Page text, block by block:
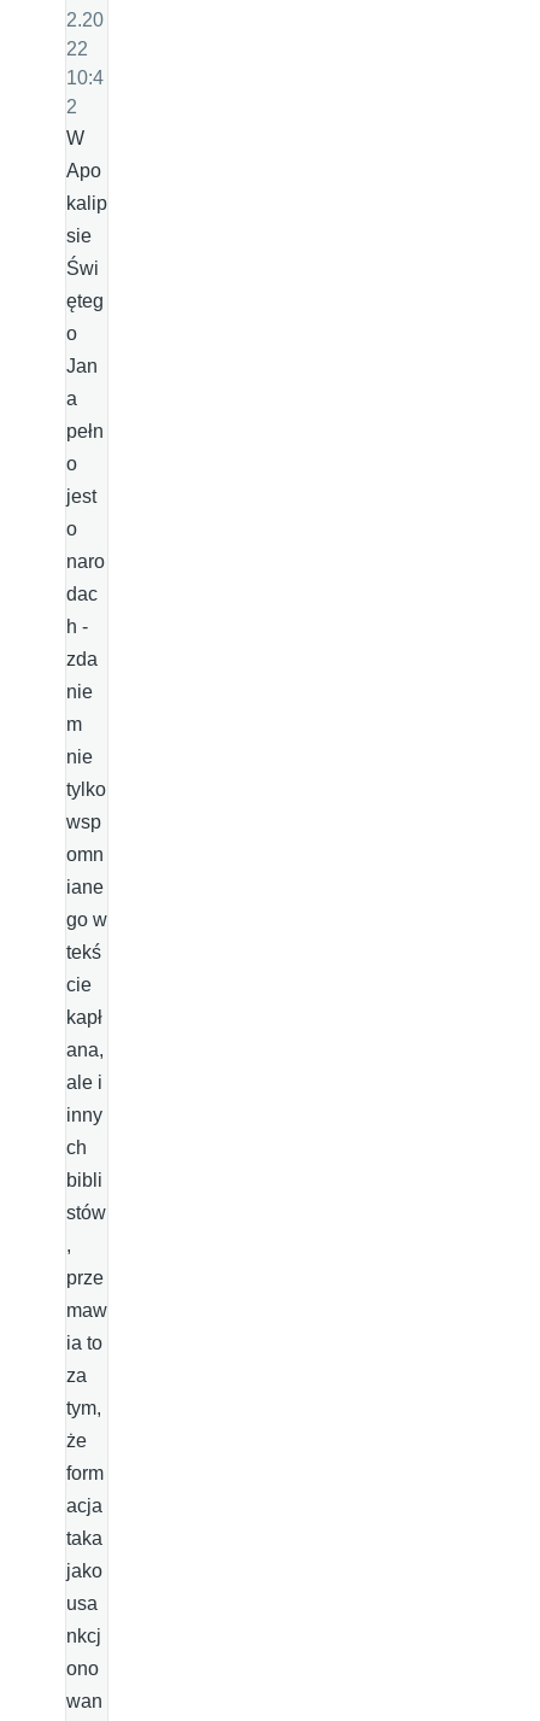
2.20
22
10:4
2
W
Apo
kalip
sie
Świ
ęteg
o
Jan
a
pełn
o
jest
o
naro
dac
h -
zda
nie
m
nie
tylko
wsp
omn
iane
go w
tekś
cie
kapł
ana,
ale i
inny
ch
bibli
stów
,
prze
maw
ia to
za
tym,
że
form
acja
taka
jako
usa
nkcj
ono
wan